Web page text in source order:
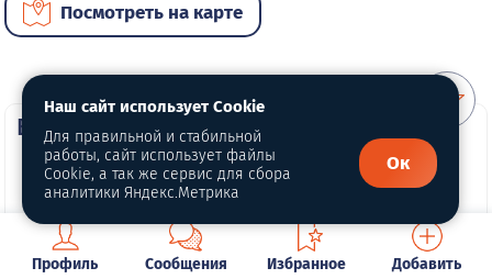
Посмотреть на карте
ВИП автомобили
Профиль Сообщения Избранное Добавить
Наш сайт использует Cookie
Для правильной и стабильной
работы, сайт использует файлы
Cookie, а так же сервис для сбора
аналитики Яндекс.Метрика
Ок